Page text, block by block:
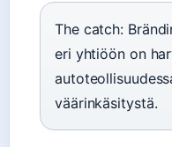
The catch:
eri yhtiöön on
väärinkäsitystä.